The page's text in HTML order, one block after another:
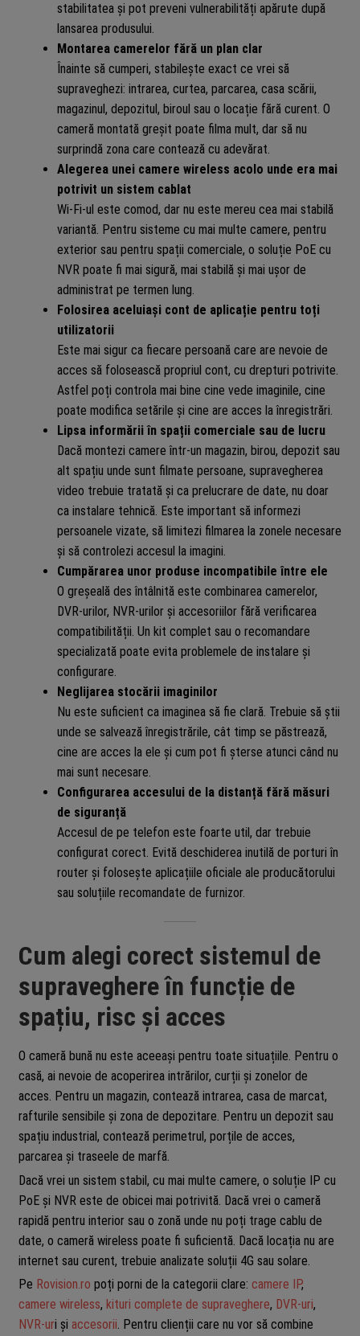
stabilitatea și pot preveni vulnerabilități apărute după
lansarea produsului.
Montarea camerelor fără un plan clar
Înainte să cumperi, stabilește exact ce vrei să
supraveghezi: intrarea, curtea, parcarea, casa scării,
magazinul, depozitul, biroul sau o locație fără curent. O
cameră montată greșit poate filma mult, dar să nu
surprindă zona care contează cu adevărat.
Alegerea unei camere wireless acolo unde era mai
potrivit un sistem cablat
Wi-Fi-ul este comod, dar nu este mereu cea mai stabilă
variantă. Pentru sisteme cu mai multe camere, pentru
exterior sau pentru spații comerciale, o soluție PoE cu
NVR poate fi mai sigură, mai stabilă și mai ușor de
administrat pe termen lung.
Folosirea aceluiași cont de aplicație pentru toți
utilizatorii
Este mai sigur ca fiecare persoană care are nevoie de
acces să folosească propriul cont, cu drepturi potrivite.
Astfel poți controla mai bine cine vede imaginile, cine
poate modifica setările și cine are acces la înregistrări.
Lipsa informării în spații comerciale sau de lucru
Dacă montezi camere într-un magazin, birou, depozit sau
alt spațiu unde sunt filmate persoane, supravegherea
video trebuie tratată și ca prelucrare de date, nu doar
ca instalare tehnică. Este important să informezi
persoanele vizate, să limitezi filmarea la zonele necesare
și să controlezi accesul la imagini.
Cumpărarea unor produse incompatibile între ele
O greșeală des întâlnită este combinarea camerelor,
DVR-urilor, NVR-urilor și accesoriilor fără verificarea
compatibilității. Un kit complet sau o recomandare
specializată poate evita problemele de instalare și
configurare.
Neglijarea stocării imaginilor
Nu este suficient ca imaginea să fie clară. Trebuie să știi
unde se salvează înregistrările, cât timp se păstrează,
cine are acces la ele și cum pot fi șterse atunci când nu
mai sunt necesare.
Configurarea accesului de la distanță fără măsuri
de siguranță
Accesul de pe telefon este foarte util, dar trebuie
configurat corect. Evită deschiderea inutilă de porturi în
router și folosește aplicațiile oficiale ale producătorului
sau soluțiile recomandate de furnizor.
Cum alegi corect sistemul de
supraveghere în funcție de
spațiu, risc și acces
O cameră bună nu este aceeași pentru toate situațiile. Pentru o
casă, ai nevoie de acoperirea intrărilor, curții și zonelor de
acces. Pentru un magazin, contează intrarea, casa de marcat,
rafturile sensibile și zona de depozitare. Pentru un depozit sau
spațiu industrial, contează perimetrul, porțile de acces,
parcarea și traseele de marfă.
Dacă vrei un sistem stabil, cu mai multe camere, o soluție IP cu
PoE și NVR este de obicei mai potrivită. Dacă vrei o cameră
rapidă pentru interior sau o zonă unde nu poți trage cablu de
date, o cameră wireless poate fi suficientă. Dacă locația nu are
internet sau curent, trebuie analizate soluții 4G sau solare.
Pe Rovision.ro poți porni de la categorii clare: camere IP,
camere wireless, kituri complete de supraveghere, DVR-uri,
NVR-uri și accesorii. Pentru clienții care nu vor să combine